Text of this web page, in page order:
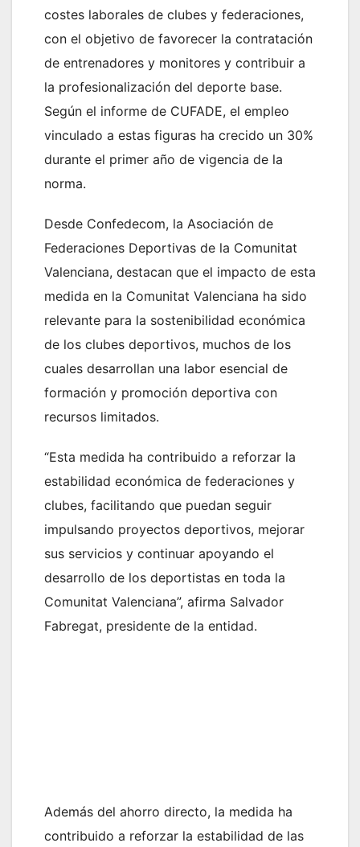
costes laborales de clubes y federaciones,
con el objetivo de favorecer la contratación
de entrenadores y monitores y contribuir a
la profesionalización del deporte base.
Según el informe de CUFADE, el empleo
vinculado a estas figuras ha crecido un 30%
durante el primer año de vigencia de la
norma.
Desde Confedecom, la Asociación de
Federaciones Deportivas de la Comunitat
Valenciana, destacan que el impacto de esta
medida en la Comunitat Valenciana ha sido
relevante para la sostenibilidad económica
de los clubes deportivos, muchos de los
cuales desarrollan una labor esencial de
formación y promoción deportiva con
recursos limitados.
“Esta medida ha contribuido a reforzar la
estabilidad económica de federaciones y
clubes, facilitando que puedan seguir
impulsando proyectos deportivos, mejorar
sus servicios y continuar apoyando el
desarrollo de los deportistas en toda la
Comunitat Valenciana”, afirma Salvador
Fabregat, presidente de la entidad.
Además del ahorro directo, la medida ha
contribuido a reforzar la estabilidad de las